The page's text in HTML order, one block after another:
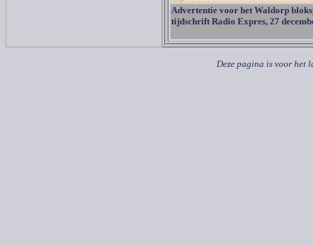
Advertentie voor het Waldorp
tijdschrift Radio Expres, 27
Deze pagina is voor het